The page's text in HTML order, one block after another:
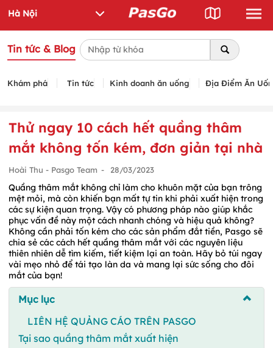
Tin tức & Blog
Khám phá Tin tức Kinh doanh ăn uống Địa Điểm Ăn
Thử ngay 10 cách hết quầng thâm
mắt không tốn kém, đơn giản tại nhà
Hoài Thu - Pasgo Team - 28/03/2023
Quầng thâm mắt không chỉ làm cho khuôn mặt của bạn trông
mệt mỏi, mà còn khiến bạn mất tự tin khi phải xuất hiện trong
các sự kiện quan trọng. Vậy có phương pháp nào giúp khắc
phục vấn đề này một cách nhanh chóng và hiệu quả không?
Không cần phải tốn kém cho các sản phẩm đắt tiền, Pasgo sẽ
chia sẻ các cách hết quầng thâm mắt với các nguyên liệu
thiên nhiên dễ tìm kiếm, tiết kiệm lại an toàn. Hãy bỏ túi ngay
vài mẹo nhỏ để tái tạo làn da và mang lại sức sống cho đôi
mắt của bạn!
Mục lục
LIÊN HỆ QUẢNG CÁO TRÊN PASGO
Tại sao quầng thâm mắt xuất hiện